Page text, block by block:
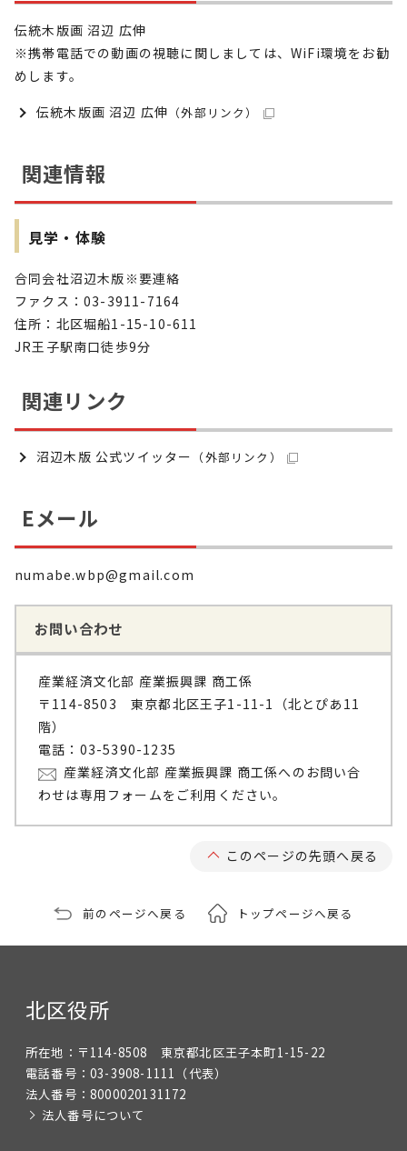
伝統木版画 沼辺 広伸
※携帯電話での動画の視聴に関しましては、WiFi環境をお勧
めします。
伝統木版画 沼辺 広伸 （外部リンク）
関連情報
見学・体験
合同会社沼辺木版※要連絡
ファクス：03-3911-7164
住所：北区堀船1-15-10-611
JR王子駅南口徒歩9分
関連リンク
沼辺木版 公式ツイッター （外部リンク）
Eメール
numabe.wbp@gmail.com
お問い合わせ
産業経済文化部 産業振興課 商工係
〒114-8503 東京都北区王子1-11-1（北とぴあ11
階）
電話：03-5390-1235
産業経済文化部 産業振興課 商工係へのお問い合
わせは専用フォームをご利用ください。
このページの先頭へ戻る
前のページへ戻る トップページへ戻る
北区役所
所在地： 〒114-8508 東京都北区王子本町1-15-22
電話番号： 03-3908-1111
（代表）
法人番号： 8000020131172
法人番号について